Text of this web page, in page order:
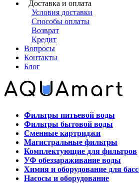
Доставка и оплата
Условия доставки
Способы оплаты
Возврат
Кредит
Вопросы
Контакты
Блог
Фильтры питьевой воды
Фильтры бытовой воды
Сменные картриджи
Магистральные фильтры
Комплектующие для фильтров
УФ обеззараживание воды
Химия и оборудование для
Насосы и оборудование